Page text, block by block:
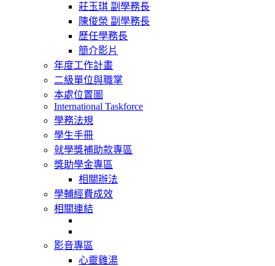
莊玉琪 副學務長
陳俊榮 副學務長
歷任學務長
簡介影片
年度工作計畫
二級單位與職掌
本處位置圖
International Taskforce
學務法規
學生手冊
就學獎補助款專區
獎助學金專區
相關辦法
學輔經費成效
相關連結
影音專區
心靈雞湯